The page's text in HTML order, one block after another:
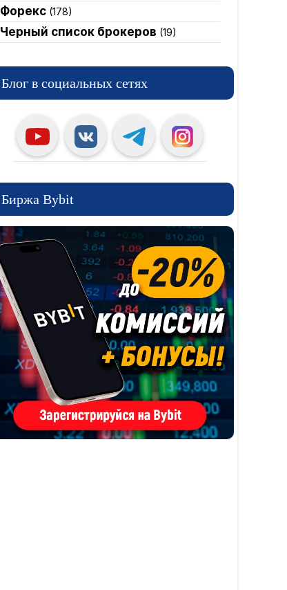
Форекс(178)
Черный список брокеров (19)
Блог в социальных сетях
Биржа Bybit